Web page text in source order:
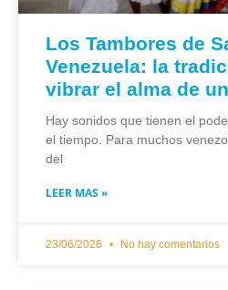
Los Tambores de
Venezuela: la
vibrar el alma de
Hay sonidos que tienen el
el tiempo. Para muchos
del
LEER MAS »
23/06/2026 No hay comentarios